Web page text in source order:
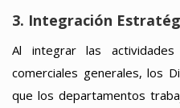
3. Integración
Al integrar las
comerciales generales, los
que los departamentos